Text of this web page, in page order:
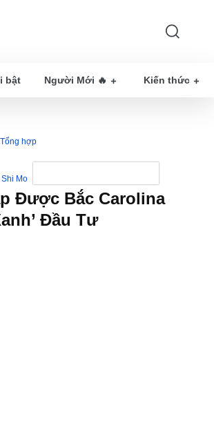
bật Người Mới 🔥 Kiến thức
Tổng hợp
Shi Mo
Được Bắc Carolina
Đầu Tư